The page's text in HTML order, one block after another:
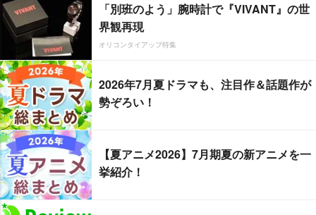
「別班のよう」腕時計で『VIVANT』の世
界観再現
オリコンタイアップ特集
2026年7月夏ドラマも、注目作＆話題作が
勢ぞろい！
【夏アニメ2026】7月期夏の新アニメを一
挙紹介！